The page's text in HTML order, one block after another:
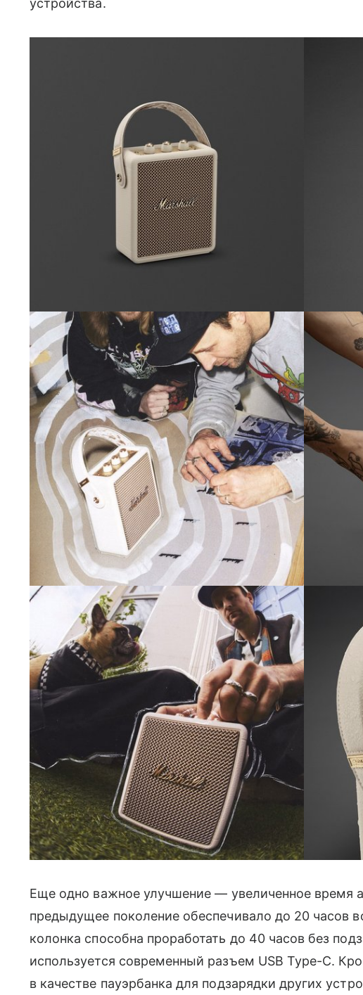
устройства.
Еще одно важное улучшение — увеличенное время
предыдущее поколение обеспечивало до 20 часов
колонка способна проработать до 40 часов без
используется современный разъем USB Type-C.
в качестве пауэрбанка для подзарядки других